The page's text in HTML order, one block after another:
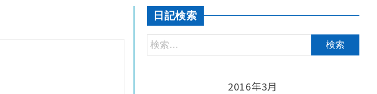
日記検索
2016年3月